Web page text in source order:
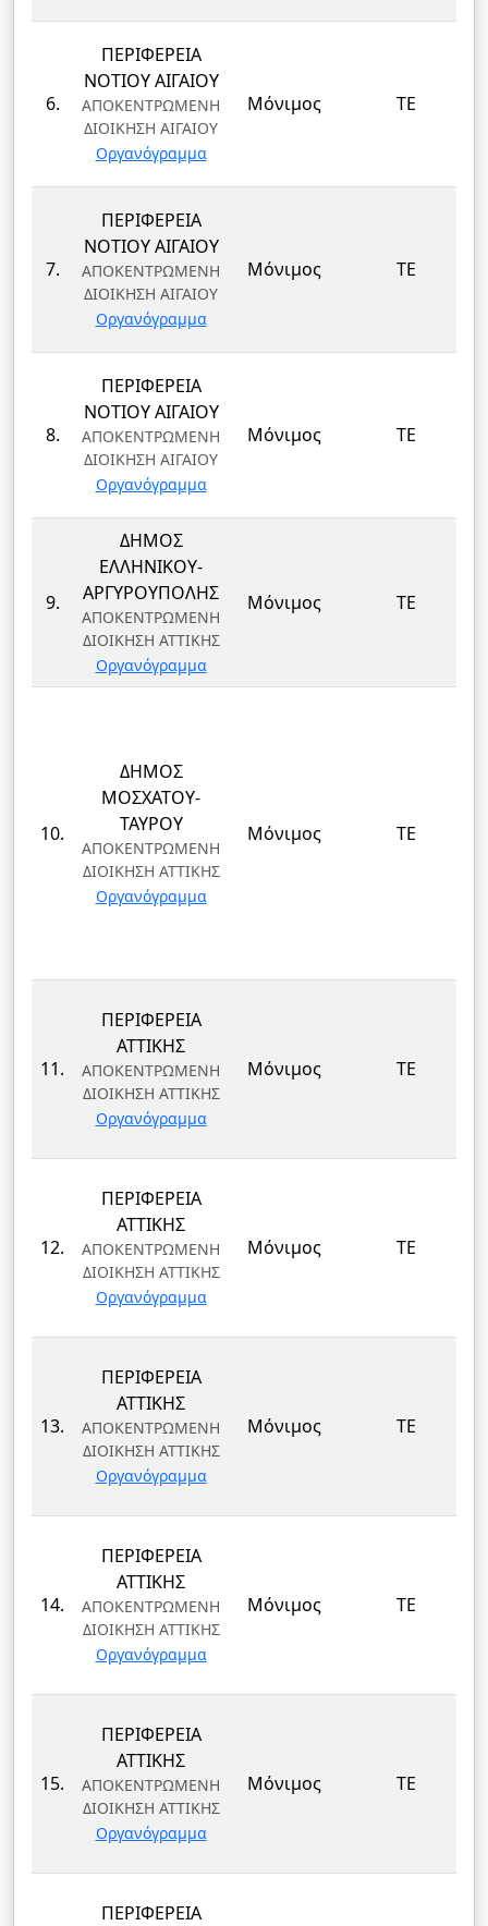
6.
ΠΕΡΙΦΕΡΕΙΑ
ΝΟΤΙΟΥ ΑΙΓΑΙΟΥ
ΑΠΟΚΕΝΤΡΩΜΕΝΗ
ΔΙΟΙΚΗΣΗ ΑΙΓΑΙΟΥ
Οργανόγραμμα
Μόνιμος ΤΕ
7.
ΠΕΡΙΦΕΡΕΙΑ
ΝΟΤΙΟΥ ΑΙΓΑΙΟΥ
ΑΠΟΚΕΝΤΡΩΜΕΝΗ
ΔΙΟΙΚΗΣΗ ΑΙΓΑΙΟΥ
Οργανόγραμμα
Μόνιμος ΤΕ
8.
ΠΕΡΙΦΕΡΕΙΑ
ΝΟΤΙΟΥ ΑΙΓΑΙΟΥ
ΑΠΟΚΕΝΤΡΩΜΕΝΗ
ΔΙΟΙΚΗΣΗ ΑΙΓΑΙΟΥ
Οργανόγραμμα
Μόνιμος ΤΕ
9.
ΔΗΜΟΣ
ΕΛΛΗΝΙΚΟΥ-
ΑΡΓΥΡΟΥΠΟΛΗΣ
ΑΠΟΚΕΝΤΡΩΜΕΝΗ
ΔΙΟΙΚΗΣΗ ΑΤΤΙΚΗΣ
Οργανόγραμμα
Μόνιμος ΤΕ
10.
ΔΗΜΟΣ
ΜΟΣΧΑΤΟΥ-
ΤΑΥΡΟΥ
ΑΠΟΚΕΝΤΡΩΜΕΝΗ
ΔΙΟΙΚΗΣΗ ΑΤΤΙΚΗΣ
Οργανόγραμμα
Μόνιμος ΤΕ
11.
ΠΕΡΙΦΕΡΕΙΑ
ΑΤΤΙΚΗΣ
ΑΠΟΚΕΝΤΡΩΜΕΝΗ
ΔΙΟΙΚΗΣΗ ΑΤΤΙΚΗΣ
Οργανόγραμμα
Μόνιμος ΤΕ
12.
ΠΕΡΙΦΕΡΕΙΑ
ΑΤΤΙΚΗΣ
ΑΠΟΚΕΝΤΡΩΜΕΝΗ
ΔΙΟΙΚΗΣΗ ΑΤΤΙΚΗΣ
Οργανόγραμμα
Μόνιμος ΤΕ
13.
ΠΕΡΙΦΕΡΕΙΑ
ΑΤΤΙΚΗΣ
ΑΠΟΚΕΝΤΡΩΜΕΝΗ
ΔΙΟΙΚΗΣΗ ΑΤΤΙΚΗΣ
Οργανόγραμμα
Μόνιμος ΤΕ
14.
ΠΕΡΙΦΕΡΕΙΑ
ΑΤΤΙΚΗΣ
ΑΠΟΚΕΝΤΡΩΜΕΝΗ
ΔΙΟΙΚΗΣΗ ΑΤΤΙΚΗΣ
Οργανόγραμμα
Μόνιμος ΤΕ
15.
ΠΕΡΙΦΕΡΕΙΑ
ΑΤΤΙΚΗΣ
ΑΠΟΚΕΝΤΡΩΜΕΝΗ
ΔΙΟΙΚΗΣΗ ΑΤΤΙΚΗΣ
Οργανόγραμμα
Μόνιμος ΤΕ
ΠΕΡΙΦΕΡΕΙΑ